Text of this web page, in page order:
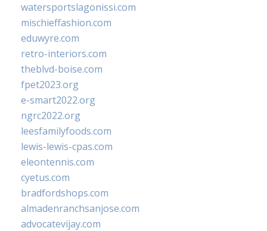
watersportslagonissi.com
mischieffashion.com
eduwyre.com
retro-interiors.com
theblvd-boise.com
fpet2023.org
e-smart2022.org
ngrc2022.org
leesfamilyfoods.com
lewis-lewis-cpas.com
eleontennis.com
cyetus.com
bradfordshops.com
almadenranchsanjose.com
advocatevijay.com